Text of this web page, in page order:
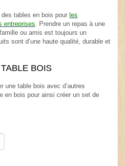
tables en bois pour les
entreprises. Prendre un repas à une
ou amis est toujours un
sont d’une haute qualité, durable et
BOIS
une table bois avec d’autres
en bois pour ainsi créer un set de